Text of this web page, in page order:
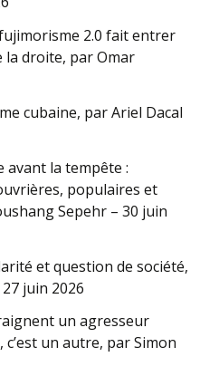
2.0 fait entrer
la droite, par Omar
cubaine, par Ariel Dacal
avant la tempête :
populaires et
Sepehr – 30 juin
et question de société,
juin 2026
un agresseur
un autre, par Simon